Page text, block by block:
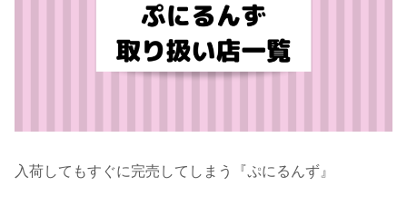
入荷してもすぐに完売してしまう『ぷにるんず』